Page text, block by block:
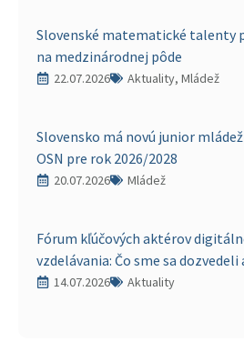
Slovenské matematické talenty
na medzinárodnej pôde
22.07.2026 Aktuality, Mládež
Slovensko má novú junior
OSN pre rok 2026/2028
20.07.2026 Mládež
Fórum kľúčových aktérov
vzdelávania: Čo sme sa dozvedeli
14.07.2026 Aktuality